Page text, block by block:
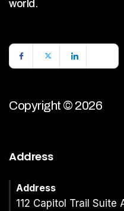
world.
Copyright © 2026
Address
Address
112 Capitol Trail Suite